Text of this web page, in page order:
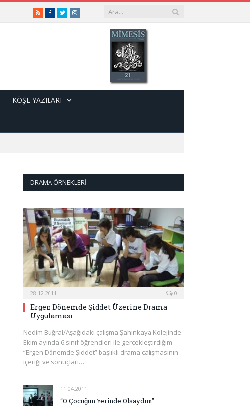
RSSFacebook
TwitterInstagram
KÖŞE YAZILARI
DRAMA ÖRNEKLERI
28.12.2011 0
Ergen Dönemde Şiddet Üzerine Drama
Uygulaması
Nedim Buğral/Aşağıdaki çalışma Şahinkaya Kolejinde
Ekim ayında 6.sınıf öğrencileri ile gerçekleştirdiğim
“Ergen Dönemde Şiddet” başlıklı drama çalışmasının
içeriği ve sonuçları…
11.04.2011
“O Çocuğun Yerinde Olsaydım”